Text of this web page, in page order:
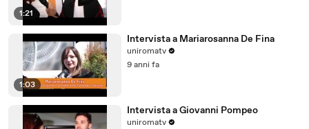
1:21
1:03
Intervista a Mariarosanna De Fina
uniromatv
9 anni fa
Intervista a Giovanni Pompeo
uniromatv